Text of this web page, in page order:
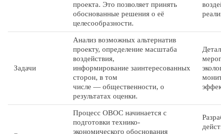
проекта. Это позволяет принять
обоснованные решения о её
целесообразности.
Задачи
Анализ возможных альтернатив
проекту, определение масштаба
воздействия,
информирование заинтересованных
сторон, в том
числе — общественности, о
результатах оценки.
Процесс ОВОС начинается с
подготовки технико-
экономического обоснования